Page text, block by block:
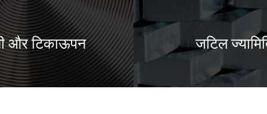
और टिकाऊपन जटिल